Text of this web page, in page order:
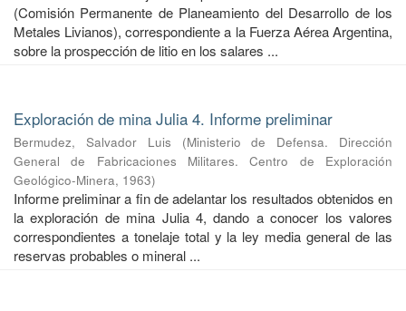
(Comisión Permanente de Planeamiento del Desarrollo de los
Metales Livianos), correspondiente a la Fuerza Aérea Argentina,
sobre la prospección de litio en los salares ...
Exploración de mina Julia 4. Informe preliminar
Bermudez, Salvador Luis (Ministerio de Defensa. Dirección
General de Fabricaciones Militares. Centro de Exploración
Geológico-Minera, 1963)
Informe preliminar a fin de adelantar los resultados obtenidos en
la exploración de mina Julia 4, dando a conocer los valores
correspondientes a tonelaje total y la ley media general de las
reservas probables o mineral ...